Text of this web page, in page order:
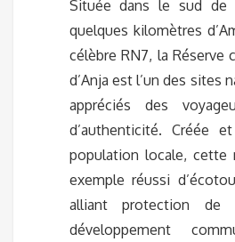
Située dans le sud de
quelques kilomètres
célèbre RN7, la Réserve
d’Anja est l’un des sites
appréciés des
d’authenticité. Créée
population locale, cette
exemple réussi
alliant protection
développement